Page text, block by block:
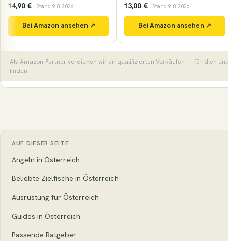
13,00 € · Stand 9.8.2026
Bei Amazon ansehen ↗
21,99 € · Stand 9.8.2026
Bei Amazon ansehen ↗
Als Amazon-Partner verdienen wir an qualifizierten Verkäufen — für dich
finden.
AUF DIESER SEITE
Angeln in Österreich
Beliebte Zielfische in Österreich
Ausrüstung für Österreich
Guides in Österreich
Passende Ratgeber